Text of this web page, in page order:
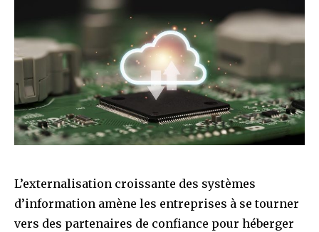
L’externalisation croissante des systèmes
d’information amène les entreprises à se tourner
vers des partenaires de confiance pour héberger